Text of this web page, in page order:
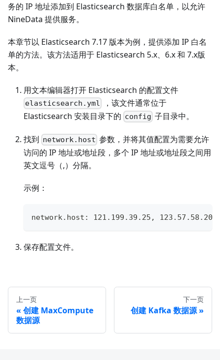
务的 IP 地址添加到 Elasticsearch 数据库白名单，以允许
NineData 提供服务。
本章节以 Elasticsearch 7.17 版本为例，提供添加 IP 白名
单的方法。该方法适用于 Elasticsearch 5.x、6.x 和 7.x版
本。
用文本编辑器打开 Elasticsearch 的配置文件
elasticsearch.yml
，该文件通常位于
Elasticsearch 安装目录下的 config 子目录中。
找到 network.host 参数，并将其值配置为需要允许
访问的 IP 地址或地址段，多个 IP 地址或地址段之间用
英文逗号（,）分隔。
示例：
network.host: 121.199.39.25, 123.57.58.208
保存配置文件。
上一页
创建 MaxCompute
数据源
下一页
创建 Kafka 数据源